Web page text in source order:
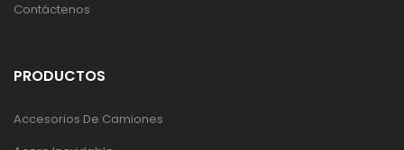
Contáctenos
PRODUCTOS
Accesorios De Camiones